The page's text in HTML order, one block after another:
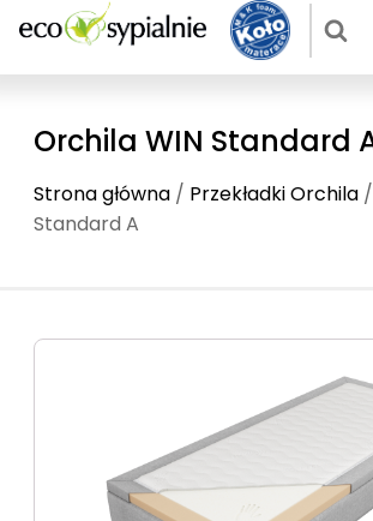
Orchila WIN Standard
Strona główna / Przekładki Orchila
Standard A